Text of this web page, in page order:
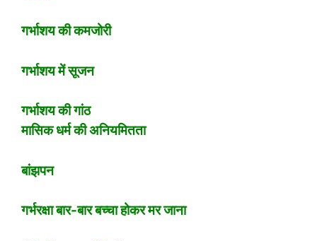
गर्भाशय की कमजोरी
गर्भाशय में सूजन
गर्भाशय की गांठ
मासिक धर्म की अनियमितता
बांझपन
गर्भरक्षा बार-बार बच्चा होकर मर जाना